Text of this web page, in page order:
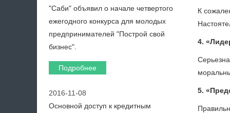
"Саби" объявил о начале четвертого
ежегодного конкурса для молодых
предпринимателей "Построй свой
бизнес".
Подробнее
2016-11-08
Основной доступ к кредитным
К
4.
5.